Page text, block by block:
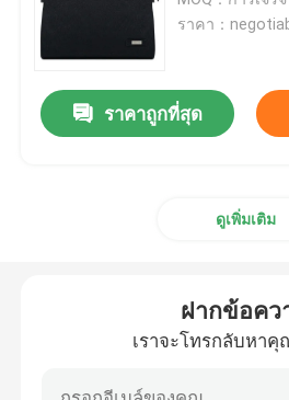
ถุงเก็บเทคโนโลยี
เคสป้องกัน Macbook
อุปกรณ์เสริมกระเป๋าคอมพิวเตอ
ราคา：
ราคาถูกที่สุด
ดูเพิ่มเติม
ฝากข้อคว
เราจะโทรกลับหาคุ